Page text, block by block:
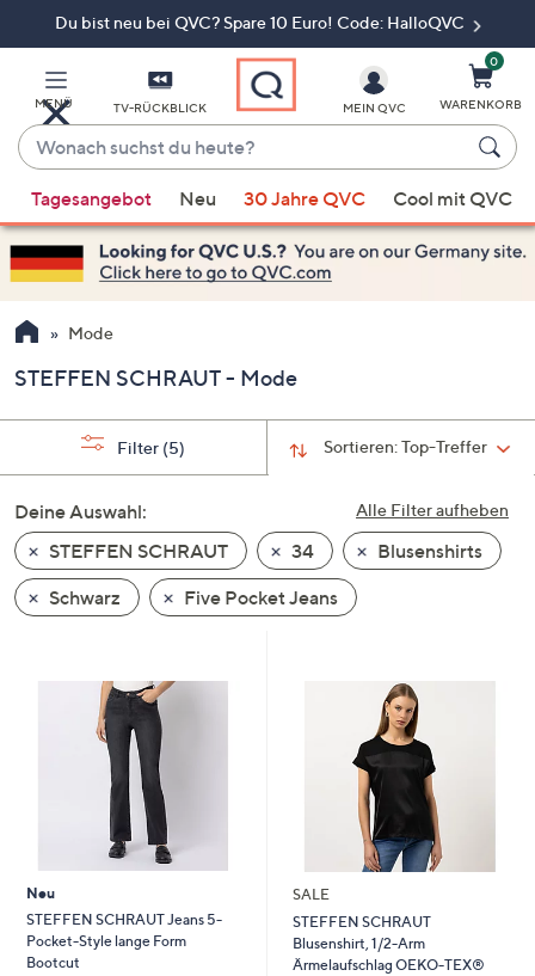
Du bist neu bei QVC? Spare 10 Euro! Code: HalloQVC
MENÜ TV-RÜCKBLICK
Wonach
suchst
du
heute?
Vorschläge
verfügbar
sind,
verwenden
Sie
Pfeiltasten
nach
und
nach
unten
oder
wischen
Sie
diese
anzuzeigen.
MEIN QVC
0
WARENKORB
Tagesangebot Neu 30 Jahre QVC Cool mit QVC
Mode
STEFFEN SCHRAUT - Mode
Sortieren:Top-Treffer
Filter (5)
Alle Filter aufheben
Deine Auswahl:
STEFFEN SCHRAUT
34
Blusenshirts
Schwarz
Five Pocket Jeans
Neu
STEFFEN SCHRAUT Jeans 5-
Pocket-Style lange Form
Bootcut
SALE
STEFFEN SCHRAUT
Blusenshirt, 1/2-Arm
Ärmelaufschlag OEKO-TEX®